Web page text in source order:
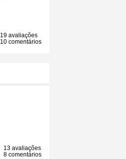
19 avaliações
10 comentários
13 avaliações
8 comentários